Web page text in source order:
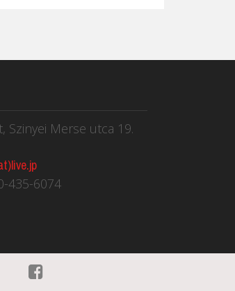
Szinyei Merse utca 19.
435-6074